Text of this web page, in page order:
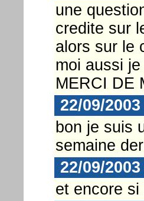
une
credite sur
alors sur le
moi aussi
MERCI DE
22/09/
bon je suis
semaine
22/09/
et encore